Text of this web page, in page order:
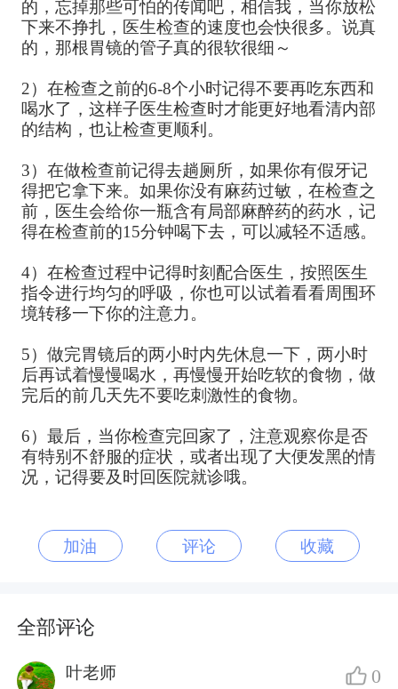
的，忘掉那些可怕的传闻吧，相信我，当你放松
下来不挣扎，医生检查的速度也会快很多。说真
的，那根胃镜的管子真的很软很细～
2）在检查之前的6-8个小时记得不要再吃东西和
喝水了，这样子医生检查时才能更好地看清内部
的结构，也让检查更顺利。
3）在做检查前记得去趟厕所，如果你有假牙记
得把它拿下来。如果你没有麻药过敏，在检查之
前，医生会给你一瓶含有局部麻醉药的药水，记
得在检查前的15分钟喝下去，可以减轻不适感。
4）在检查过程中记得时刻配合医生，按照医生
指令进行均匀的呼吸，你也可以试着看看周围环
境转移一下你的注意力。
5）做完胃镜后的两小时内先休息一下，两小时
后再试着慢慢喝水，再慢慢开始吃软的食物，做
完后的前几天先不要吃刺激性的食物。
6）最后，当你检查完回家了，注意观察你是否
有特别不舒服的症状，或者出现了大便发黑的情
况，记得要及时回医院就诊哦。
加油 评论 收藏
全部评论
叶老师
0